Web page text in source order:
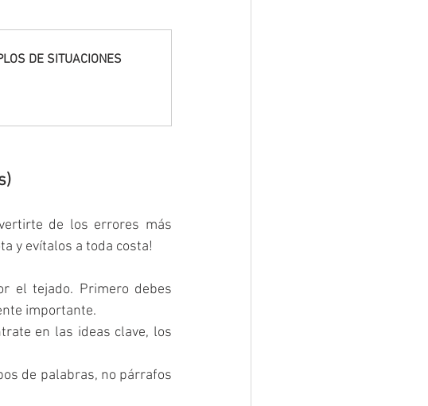
DE SITUACIONES
de los errores más
y evítalos a toda costa!
el tejado. Primero debes
importante.
en las ideas clave, los
de palabras, no párrafos